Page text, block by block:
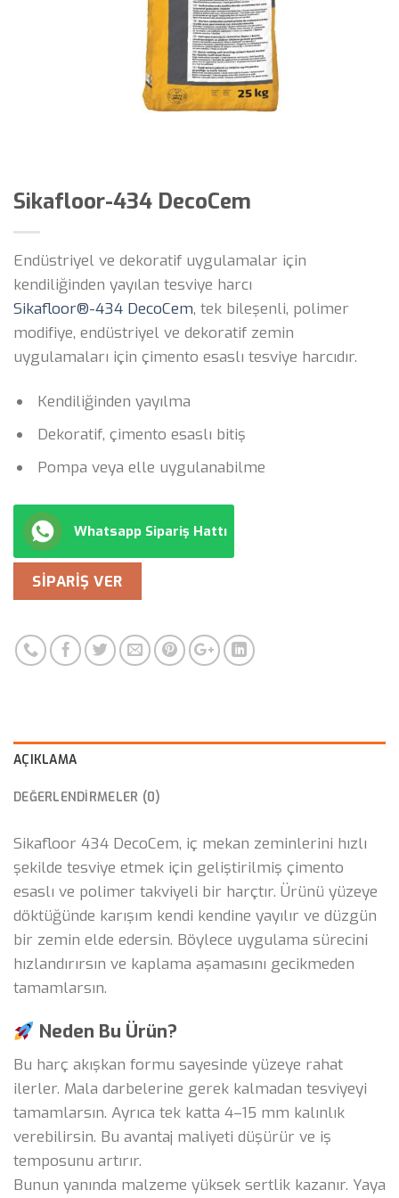
Sikafloor-434 DecoCem
Endüstriyel ve dekoratif uygulamalar için
kendiliğinden yayılan tesviye harcı
Sikafloor®-434 DecoCem, tek bileşenli, polimer
modifiye, endüstriyel ve dekoratif zemin
uygulamaları için çimento esaslı tesviye harcıdır.
Kendiliğinden yayılma
Dekoratif, çimento esaslı bitiş
Pompa veya elle uygulanabilme
Whatsapp Sipariş Hattı
SIPARIŞ VER
AÇIKLAMA
DEĞERLENDIRMELER (0)
Sikafloor 434 DecoCem, iç mekan zeminlerini hızlı
şekilde tesviye etmek için geliştirilmiş çimento
esaslı ve polimer takviyeli bir harçtır. Ürünü yüzeye
döktüğünde karışım kendi kendine yayılır ve düzgün
bir zemin elde edersin. Böylece uygulama sürecini
hızlandırırsın ve kaplama aşamasını gecikmeden
tamamlarsın.
Neden Bu Ürün?
Bu harç akışkan formu sayesinde yüzeye rahat
ilerler. Mala darbelerine gerek kalmadan tesviyeyi
tamamlarsın. Ayrıca tek katta 4–15 mm kalınlık
verebilirsin. Bu avantaj maliyeti düşürür ve iş
temposunu artırır.
Bunun yanında malzeme yüksek sertlik kazanır. Yaya